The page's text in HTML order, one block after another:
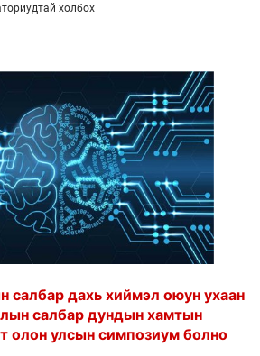
холбох
салбар дахь хиймэл оюун ухаан
салбар дундын хамтын
олон улсын симпозиум болно